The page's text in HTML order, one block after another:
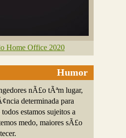
Home Office 2020
Humor
nÃ£o tÃªm lugar,
determinada para
estamos sujeitos a
medo, maiores sÃ£o